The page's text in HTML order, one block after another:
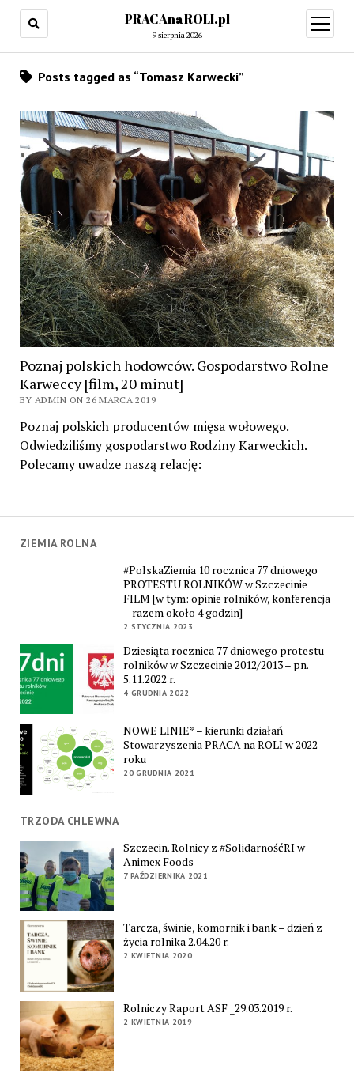
PRACAnaROLI.pl
9 sierpnia 2026
open
menu
ZIEMIA ROLNA
#PolskaZiemia 10 rocznica 77 dniowego
PROTESTU ROLNIKÓW w Szczecinie
FILM [w tym: opinie rolników, konferencja
– razem około 4 godzin]
2 STYCZNIA 2023
Dziesiąta rocznica 77 dniowego protestu
rolników w Szczecinie 2012/2013 – pn.
5.11.2022 r.
4 GRUDNIA 2022
NOWE LINIE* – kierunki działań
Stowarzyszenia PRACA na ROLI w 2022
roku
20 GRUDNIA 2021
TRZODA CHLEWNA
Szczecin. Rolnicy z #SolidarnośćRI w
Animex Foods
7 PAŹDZIERNIKA 2021
Tarcza, świnie, komornik i bank – dzień z
życia rolnika 2.04.20 r.
2 KWIETNIA 2020
Rolniczy Raport ASF _29.03.2019 r.
2 KWIETNIA 2019
Posts tagged as “Tomasz Karwecki”
Poznaj polskich hodowców. Gospodarstwo Rolne
Karweccy [film, 20 minut]
BY ADMIN ON 26 MARCA 2019
Poznaj polskich producentów mięsa wołowego.
Odwiedziliśmy gospodarstwo Rodziny Karweckich.
Polecamy uwadze naszą relację: